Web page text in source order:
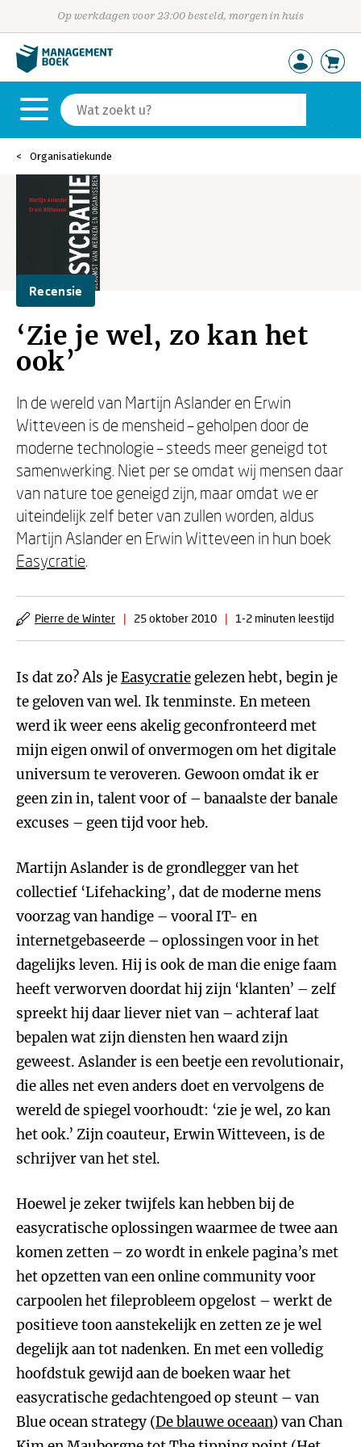
Op werkdagen voor 23:00 besteld, morgen in huis
Organisatiekunde
Recensie
‘Zie je wel, zo kan het
ook’
In de wereld van Martijn Aslander en Erwin
Witteveen is de mensheid – geholpen door de
moderne technologie – steeds meer geneigd tot
samenwerking. Niet per se omdat wij mensen daar
van nature toe geneigd zijn, maar omdat we er
uiteindelijk zelf beter van zullen worden, aldus
Martijn Aslander en Erwin Witteveen in hun boek
Easycratie.
Pierre de Winter | 25 oktober 2010 | 1-2 minuten leestijd
Is dat zo? Als jeEasycratie gelezen hebt, begin je
te geloven van wel. Ik tenminste. En meteen
werd ik weer eens akelig geconfronteerd met
mijn eigen onwil of onvermogen om het digitale
universum te veroveren. Gewoon omdat ik er
geen zin in, talent voor of – banaalste der banale
excuses – geen tijd voor heb.
Martijn Aslander is de grondlegger van het
collectief ‘Lifehacking’, dat de moderne mens
voorzag van handige – vooral IT- en
internetgebaseerde – oplossingen voor in het
dagelijks leven. Hij is ook de man die enige faam
heeft verworven doordat hij zijn ‘klanten’ – zelf
spreekt hij daar liever niet van – achteraf laat
bepalen wat zijn diensten hen waard zijn
geweest. Aslander is een beetje een revolutionair,
die alles net even anders doet en vervolgens de
wereld de spiegel voorhoudt: ‘zie je wel, zo kan
het ook.’ Zijn coauteur, Erwin Witteveen, is de
schrijver van het stel.
Hoewel je zeker twijfels kan hebben bij de
easycratische oplossingen waarmee de twee aan
komen zetten – zo wordt in enkele pagina’s met
het opzetten van een online community voor
carpoolen het fileprobleem opgelost – werkt de
positieve toon aanstekelijk en zetten ze je wel
degelijk aan tot nadenken. En met een volledig
hoofdstuk gewijd aan de boeken waar het
easycratische gedachtengoed op steunt – van
Blue ocean strategy (De blauwe oceaan) van Chan